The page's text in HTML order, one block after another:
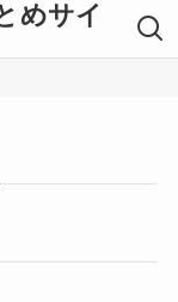
めサイ